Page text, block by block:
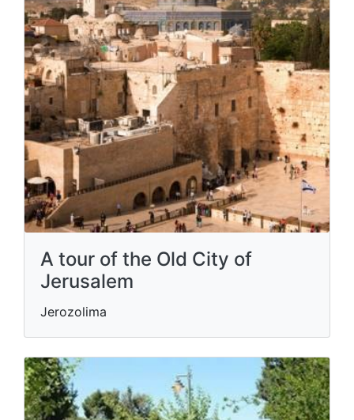
A tour of the Old City of
Jerusalem
Jerozolima